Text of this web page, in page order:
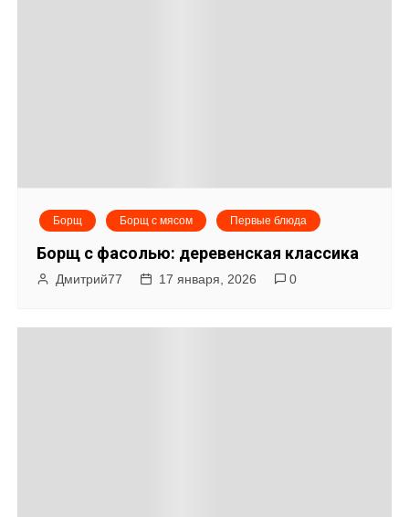
Борщ Борщ с мясом Первые блюда
Борщ с фасолью: деревенская классика
Дмитрий77 17 января, 2026 0